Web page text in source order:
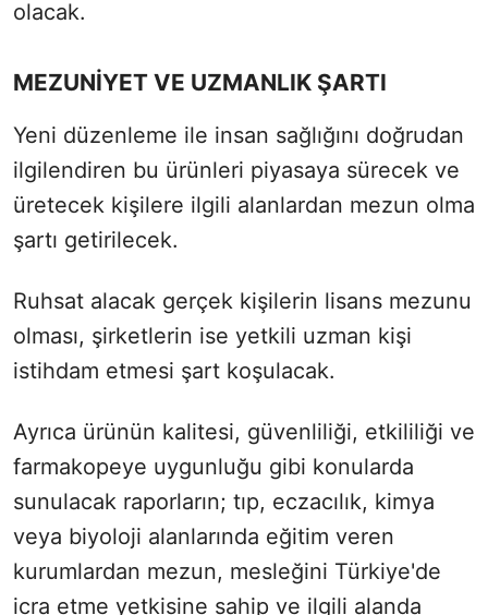
olacak.
MEZUNİYET VE UZMANLIK ŞARTI
Yeni düzenleme ile insan sağlığını doğrudan
ilgilendiren bu ürünleri piyasaya sürecek ve
üretecek kişilere ilgili alanlardan mezun olma
şartı getirilecek.
Ruhsat alacak gerçek kişilerin lisans mezunu
olması, şirketlerin ise yetkili uzman kişi
istihdam etmesi şart koşulacak.
Ayrıca ürünün kalitesi, güvenliliği, etkililiği ve
farmakopeye uygunluğu gibi konularda
sunulacak raporların; tıp, eczacılık, kimya
veya biyoloji alanlarında eğitim veren
kurumlardan mezun, mesleğini Türkiye'de
icra etme yetkisine sahip ve ilgili alanda